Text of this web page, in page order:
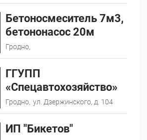
Бетоносмеситель 7м3,
бетононасос 20м
Гродно,
ГГУПП
«Спецавтохозяйство»
Гродно, ул. Дзержинского, д. 104
ИП "Бикетов"